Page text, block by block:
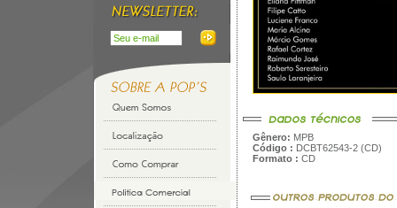
Gênero: MPB
Código : DCBT62543-2 (CD)
Formato : CD